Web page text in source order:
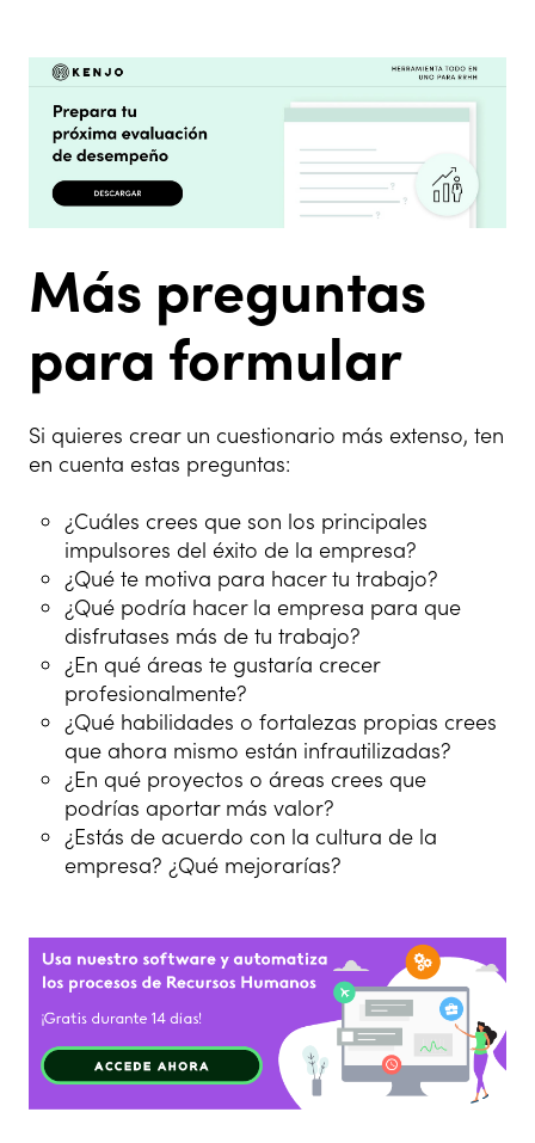
Más preguntas
para formular
Si quieres crear un cuestionario más extenso, ten
en cuenta estas preguntas:
¿Cuáles crees que son los principales
impulsores del éxito de la empresa?
¿Qué te motiva para hacer tu trabajo?
¿Qué podría hacer la empresa para que
disfrutases más de tu trabajo?
¿En qué áreas te gustaría crecer
profesionalmente?
¿Qué habilidades o fortalezas propias crees
que ahora mismo están infrautilizadas?
¿En qué proyectos o áreas crees que
podrías aportar más valor?
¿Estás de acuerdo con la cultura de la
empresa? ¿Qué mejorarías?